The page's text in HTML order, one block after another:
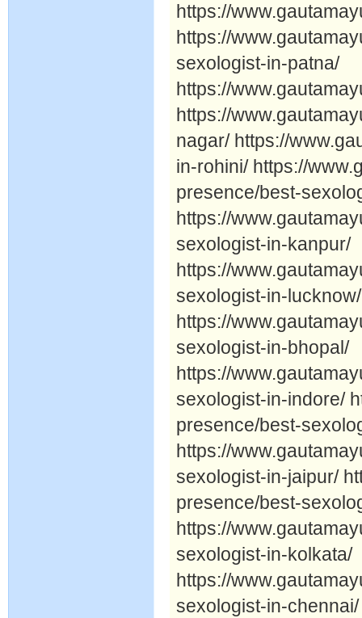
https://
https://
sexologist-in-patna/
https://
https://
nagar/ https://
in-rohini/ https://
presence/best-
https://
sexologist-in-kanpur/
https://
sexologist-in-lucknow/
https://
sexologist-in-bhopal/
https://
sexologist-in-indore/
presence/best-
https://
sexologist-in-jaipur/
presence/best-
https://
sexologist-in-kolkata/
https://
sexologist-in-chennai/